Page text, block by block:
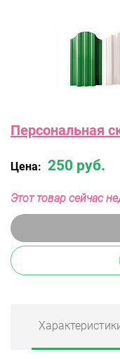
Персональная
Цена: 250 руб.
Этот товар сейчас